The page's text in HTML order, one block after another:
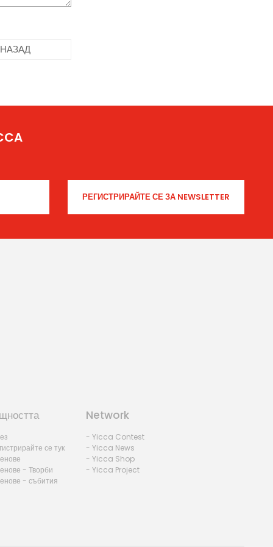
НАЗАД
се тук
- Творби
- събития
Network
- Yicca Contest
- Yicca News
- Yicca Shop
- Yicca Project